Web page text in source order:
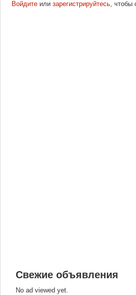
Войдитеили зарегистрируйтесь, чтобы
Свежие объявления
No ad viewed yet.